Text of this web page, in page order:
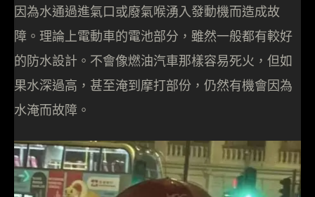
因為水通過進氣口或廢氣喉湧入發動機而造成故
障。理論上電動車的電池部分，雖然一般都有較好
的防水設計。不會像燃油汽車那樣容易死火，但如
果水深過高，甚至淹到摩打部份，仍然有機會因為
水淹而故障。